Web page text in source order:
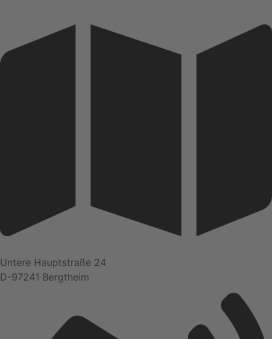
Untere Hauptstraße 24
D-97241 Bergtheim